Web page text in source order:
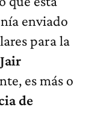
enviado
para la
es más o
de